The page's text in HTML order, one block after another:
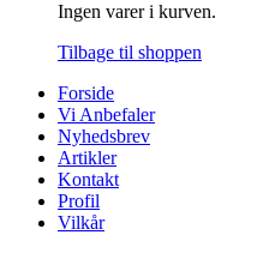
Ingen varer i kurven.
Tilbage til shoppen
Forside
Vi Anbefaler
Nyhedsbrev
Artikler
Kontakt
Profil
Vilkår